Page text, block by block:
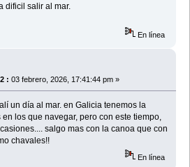
dificil salir al mar.
En línea
: 03 febrero, 2026, 17:41:44 pm »
un día al mar. en Galicia tenemos la
los que navegar, pero con este tiempo,
salgo mas con la canoa que con
chavales!!
En línea